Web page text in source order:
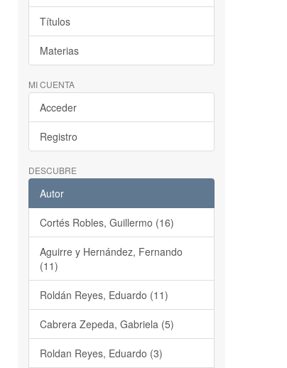
Títulos
Materias
MI CUENTA
Acceder
Registro
DESCUBRE
Autor
Cortés Robles, Guillermo (16)
Aguirre y Hernández, Fernando
(11)
Roldán Reyes, Eduardo (11)
Cabrera Zepeda, Gabriela (5)
Roldan Reyes, Eduardo (3)